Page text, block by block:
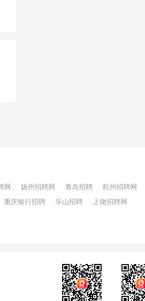
网 扬州招聘网 青岛招聘
杭州招聘网
重庆银行招聘 乐山招聘 上饶招聘网